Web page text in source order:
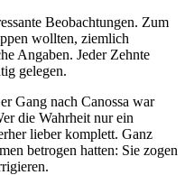
Beobachtungen. Zum
wollten, ziemlich
Angaben. Jeder Zehnte
gelegen.
Gang nach Canossa war
die Wahrheit nur ein
lieber komplett. Ganz
betrogen hatten: Sie zogen